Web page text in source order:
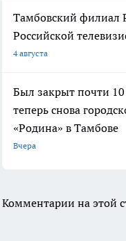
Тамбовский филиал
Российской
4 августа
Был закрыт почти
теперь снова
«Родина» в Тамбове
Вчера
Комментарии на этой